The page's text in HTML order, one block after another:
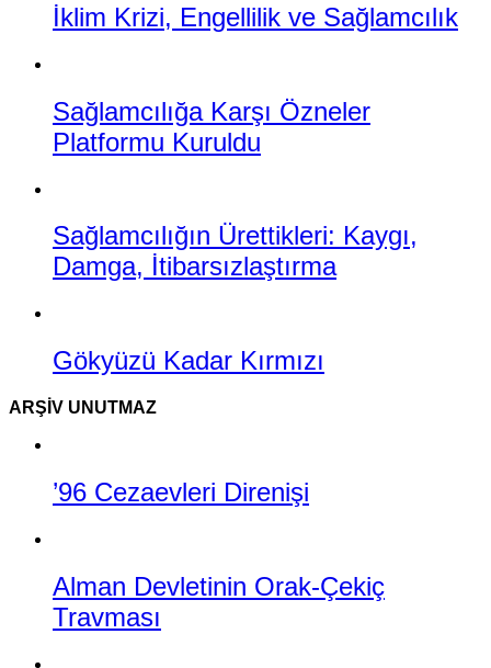
İklim Krizi, Engellilik ve Sağlamcılık
Sağlamcılığa Karşı Özneler
Platformu Kuruldu
Sağlamcılığın Ürettikleri: Kaygı,
Damga, İtibarsızlaştırma
Gökyüzü Kadar Kırmızı
ARŞIV UNUTMAZ
’96 Cezaevleri Direnişi
Alman Devletinin Orak-Çekiç
Travması